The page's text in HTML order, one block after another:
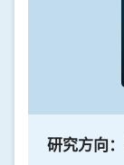
研究方向：